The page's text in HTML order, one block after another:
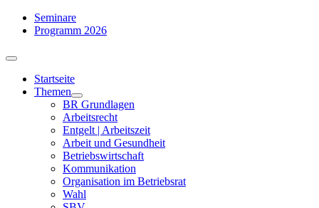
Zum
Inhalt
Seminare
Programm 2026
Toggle
NavigationStartseite
Themen
BR Grundlagen
Arbeits­recht
Entgelt | Arbeitszeit
Arbeit und Gesundheit
Betriebswirtschaft
Kommuni­kation
Organisation im Betriebsrat
Wahl